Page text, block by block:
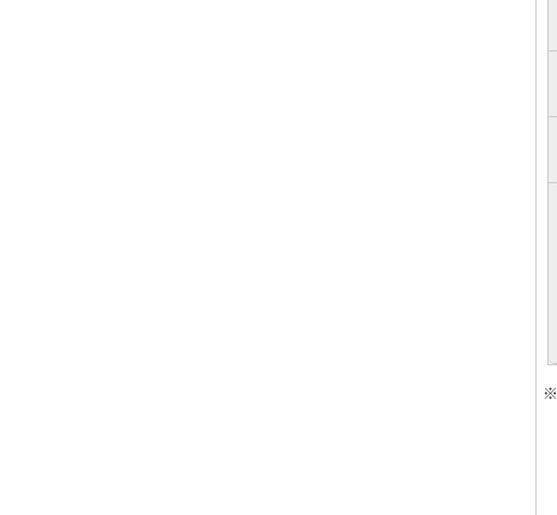
※